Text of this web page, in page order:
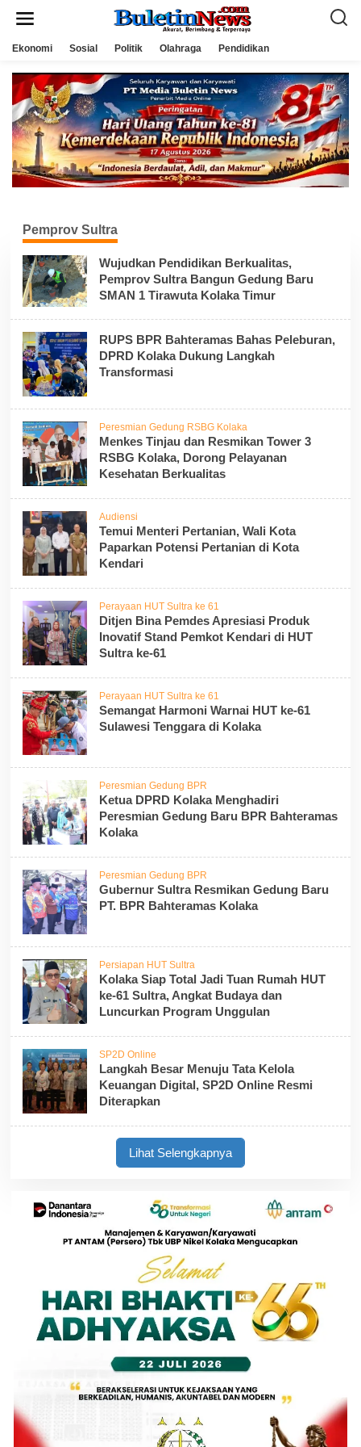
Ekonomi Sosial Politik Olahraga Pendidikan
Pemprov Sultra
Wujudkan Pendidikan Berkualitas,
Pemprov Sultra Bangun Gedung Baru
SMAN 1 Tirawuta Kolaka Timur
RUPS BPR Bahteramas Bahas Peleburan,
DPRD Kolaka Dukung Langkah
Transformasi
Peresmian Gedung RSBG Kolaka
Menkes Tinjau dan Resmikan Tower 3
RSBG Kolaka, Dorong Pelayanan
Kesehatan Berkualitas
Audiensi
Temui Menteri Pertanian, Wali Kota
Paparkan Potensi Pertanian di Kota
Kendari
Perayaan HUT Sultra ke 61
Ditjen Bina Pemdes Apresiasi Produk
Inovatif Stand Pemkot Kendari di HUT
Sultra ke-61
Perayaan HUT Sultra ke 61
Semangat Harmoni Warnai HUT ke-61
Sulawesi Tenggara di Kolaka
Peresmian Gedung BPR
Ketua DPRD Kolaka Menghadiri
Peresmian Gedung Baru BPR Bahteramas
Kolaka
Peresmian Gedung BPR
Gubernur Sultra Resmikan Gedung Baru
PT. BPR Bahteramas Kolaka
Persiapan HUT Sultra
Kolaka Siap Total Jadi Tuan Rumah HUT
ke-61 Sultra, Angkat Budaya dan
Luncurkan Program Unggulan
SP2D Online
Langkah Besar Menuju Tata Kelola
Keuangan Digital, SP2D Online Resmi
Diterapkan
Lihat Selengkapnya